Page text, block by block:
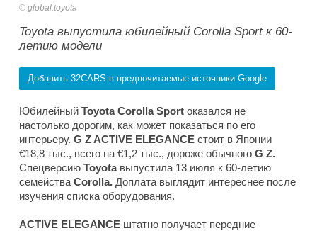
global.toyota
Toyota выпустила юбилейный Corolla Sport к 60-
летию модели
Добавить 32CARS в предпочитаемые источники Google
Юбилейный Toyota Corolla Sport оказался не
настолько дорогим, как может показаться по его
интерьеру. G Z ACTIVE ELEGANCE стоит в Японии
€18,8 тыс., всего на €1,2 тыс., дороже обычного G Z.
Спецверсию Toyotaвыпустила 13 июля к 60-летию
семейства Corolla. Доплата выглядит интереснее после
изучения списка оборудования.
ACTIVE ELEGANCE штатно получает передние